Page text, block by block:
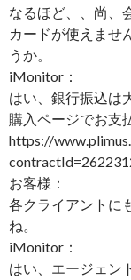
なるほど、、尚、
カードが使えませ
うか。
iMonitor：
はい、銀行振込は
購入ページでお支
https://
お客様：
各クライアントに
ね。
iMonitor：
はい、エージェン